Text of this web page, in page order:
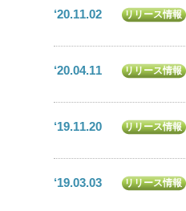
‘20.11.02 リリース情報
‘20.04.11 リリース情報
‘19.11.20 リリース情報
‘19.03.03 リリース情報